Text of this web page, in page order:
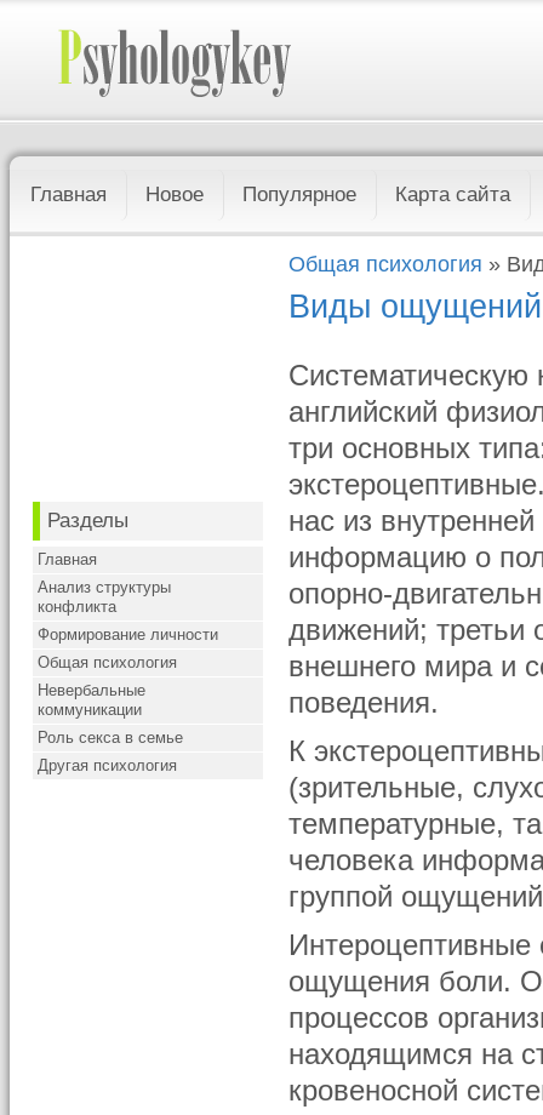
Главная Новое Популярное Карта сайта
Разделы
Главная
Анализ структуры
конфликта
Формирование личности
Общая психология
Невербальные
коммуникации
Роль секса в семье
Другая психология
Общая психология »
Виды ощущений
английский
три основных
нас из
информацию о
опорно-
движений; третьи
внешнего мира и
поведения.
К
(зрительные,
температурные,
человека
группой
Интероцептивные
ощущения боли.
процессов
находящимся на
кровеносной